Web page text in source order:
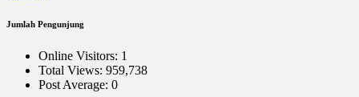
Jumlah Pengunjung
Online Visitors: 1
Total Views: 959,738
Post Average: 0